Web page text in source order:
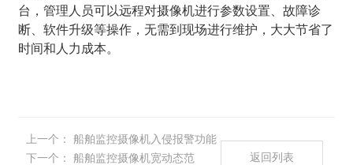
台，管理人员可以远程对摄像机进行参数设置、故障诊
断、软件升级等操作，无需到现场进行维护，大大节省了
时间和人力成本。
上一个：
船舶监控摄像机入侵报警功能
下一个：
船舶监控摄像机宽动态范 返回列表